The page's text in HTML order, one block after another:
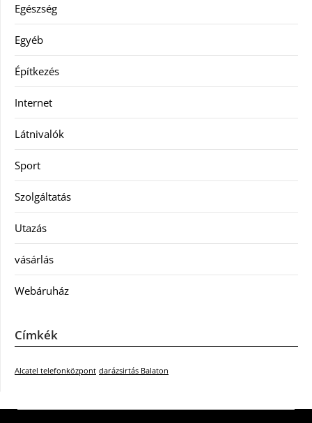
Egészség
Egyéb
Építkezés
Internet
Látnivalók
Sport
Szolgáltatás
Utazás
vásárlás
Webáruház
Címkék
Alcatel telefonközpont darázsirtás Balaton